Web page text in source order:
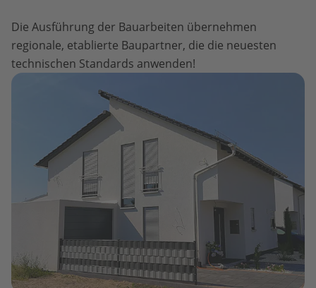
Die Ausführung der Bauarbeiten übernehmen
regionale, etablierte Baupartner, die die neuesten
technischen Standards anwenden!